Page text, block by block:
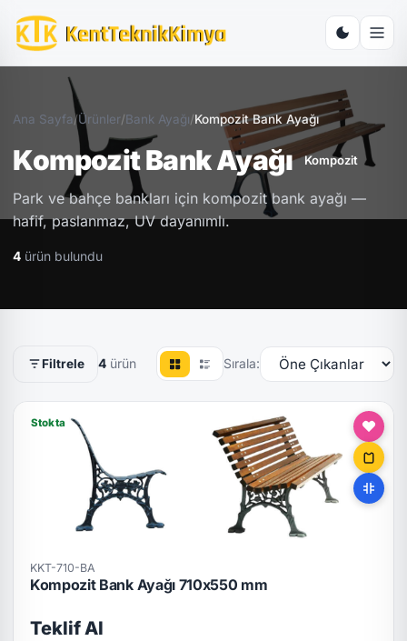
Ana Sayfa/Ürünler/Bank Ayağı/Kompozit Bank Ayağı
Kompozit Bank Ayağı Kompozit
Park ve bahçe bankları için kompozit bank ayağı —
hafif, paslanmaz, UV dayanımlı.
4 ürün bulundu
Filtrele 4 ürün Sırala:
Stokta
KKT-710-BA
Kompozit Bank Ayağı 710x550 mm
Teklif Al